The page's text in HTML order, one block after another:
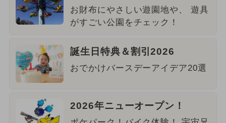
お財布にやさしい遊園地や、 遊具
がすごい公園をチェック！
誕生日特典＆割引2026
おでかけバースデーアイデア20選
2026年ニューオープン！